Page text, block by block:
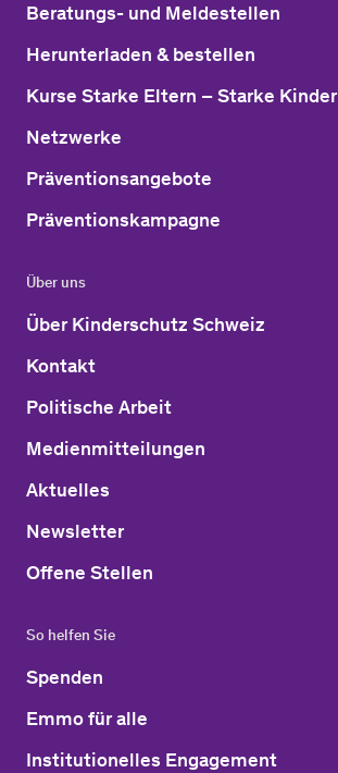
Beratungs- und Meldestellen
Herunterladen & bestellen
Kurse Starke Eltern – Starke Kinder
Netzwerke
Präventionsangebote
Präventionskampagne
Über uns
Über Kinderschutz Schweiz
Kontakt
Politische Arbeit
Medienmitteilungen
Aktuelles
Newsletter
Offene Stellen
So helfen Sie
Spenden
Emmo für alle
Institutionelles Engagement